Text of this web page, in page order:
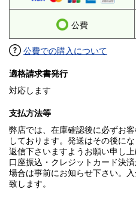
公費
公費での購入について
適格請求書発行
対応します
支払方法等
弊店では、在庫確認後に必ずお
しております。発送はその後に
返信下さいますようお願い申し上
口座振込・クレジットカード決
場合は事前にお知らせ下さい。
致します。